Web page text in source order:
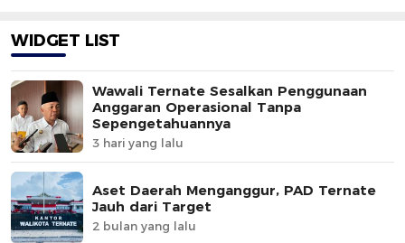
WIDGET LIST
Wawali Ternate Sesalkan Penggunaan
Anggaran Operasional Tanpa
Sepengetahuannya
3 hari yang lalu
Aset Daerah Menganggur, PAD Ternate
Jauh dari Target
2 bulan yang lalu